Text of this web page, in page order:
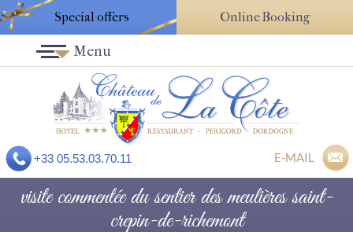
Special offers Online Booking
+33 05.53.03.70.11 E-MAIL
Menu
visite commentée du sentier des meulières saint-
crepin-de-richemont